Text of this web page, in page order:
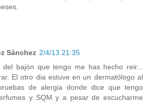
Sánchez 2/4/13 21:35
del bajón que tengo me has hecho reir...
El otro dia estuve en un dermatólogo al
de alergia donde dice que tengo
y SQM y a pesar de escucharme